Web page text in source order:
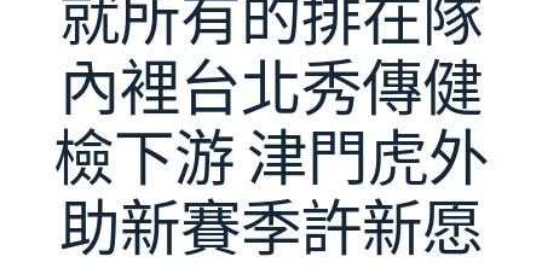
就所有的排在隊
內裡台北秀傳健
檢下游 津門虎外
助新賽季許新愿